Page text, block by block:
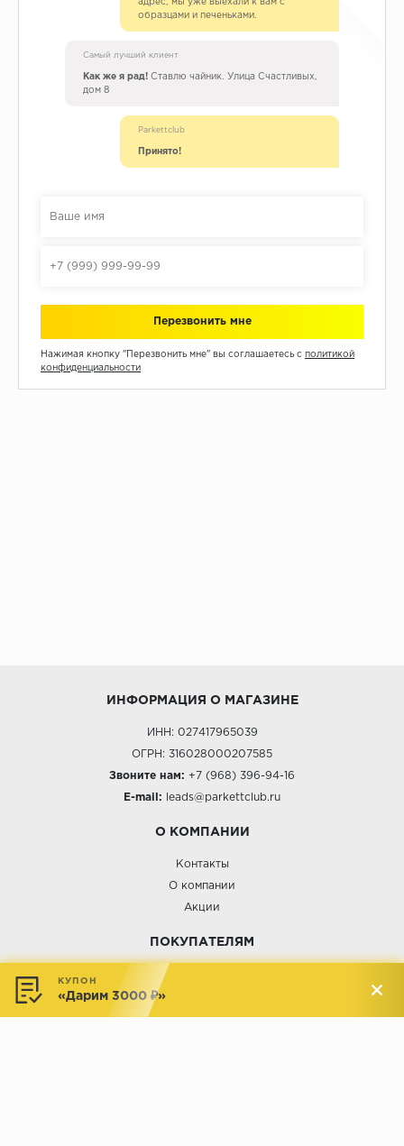
адрес, мы уже выехали к вам с
образцами и печеньками.
Самый лучший клиент
Как же я рад!Ставлю чайник. Улица Счастливых,
дом 8
Parkettclub
Принято!
Нажимая кнопку "Перезвонить мне" вы соглашаетесь с политикой
конфиденциальности
ИНФОРМАЦИЯ О МАГАЗИНЕ
ИНН: 027417965039
ОГРН: 316028000207585
Звоните нам: +7 (968) 396-94-16
E-mail: leads@parkettclub.ru
О КОМПАНИИ
Контакты
О компании
Акции
ПОКУПАТЕЛЯМ
Доставка и оплата
Обмен и возврат
КУПОН
«Дарим 3000 ₽»